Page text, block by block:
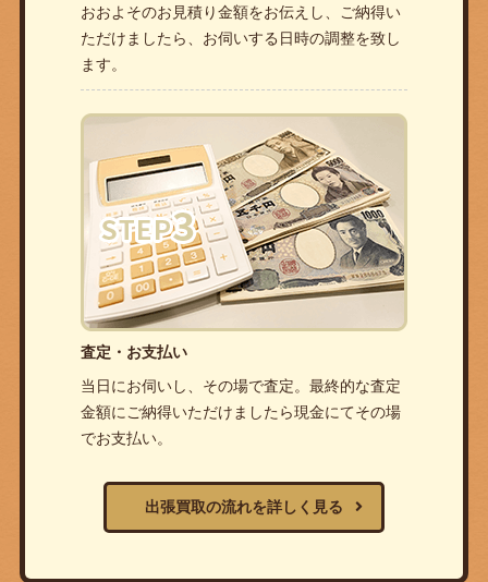
おおよそのお見積り金額をお伝えし、ご納得い
ただけましたら、お伺いする日時の調整を致し
ます。
査定・お支払い
当日にお伺いし、その場で査定。最終的な査定
金額にご納得いただけましたら現金にてその場
でお支払い。
出張買取の流れを詳しく見る